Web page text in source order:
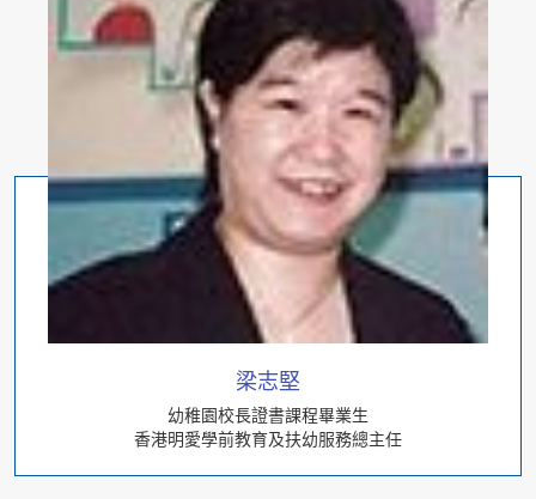
梁志堅
幼稚園校長證書課程畢業生
香港明愛學前教育及扶幼服務總主任